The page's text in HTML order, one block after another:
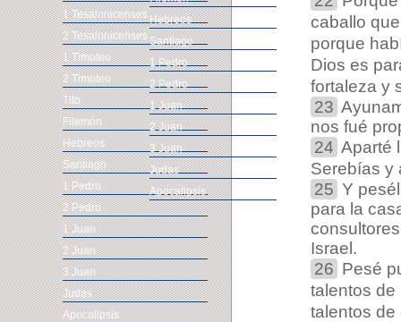
caballo
porque
Dios es
fortaleza y
23
nos fué
24 Aparté
Serebías y
25 Y
para la
Israel.
26 Pesé
talentos de
talentos de
1 Tesalonicenses
2 Tesalonicenses
1 Timoteo
2 Timoteo
Tito
Filemón
Hebreos
Santiago
1 Pedro
2 Pedro
1 Juan
2 Juan
3 Juan
Judas
Apocalipsis
Hebreos
Santiago
1 Pedro
2 Pedro
1 Juan
2 Juan
3 Juan
Judas
Apocalipsis